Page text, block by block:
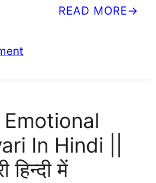
READ MORE
In Hindi ||
हिन्दी में